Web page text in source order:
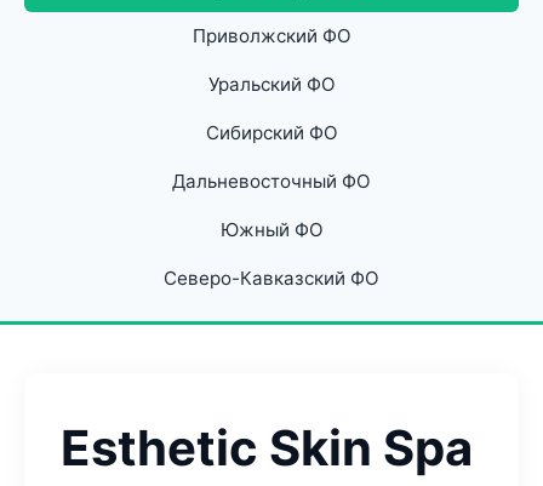
Приволжский ФО
Уральский ФО
Сибирский ФО
Дальневосточный ФО
Южный ФО
Северо-Кавказский ФО
Esthetic Skin Spa